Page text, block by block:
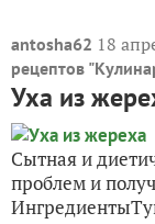
antosha62 18
рецептов
Уха из
Сытная и
проблем и